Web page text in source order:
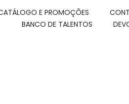
E PROMOÇÕES
BANCO DE TALENTOS